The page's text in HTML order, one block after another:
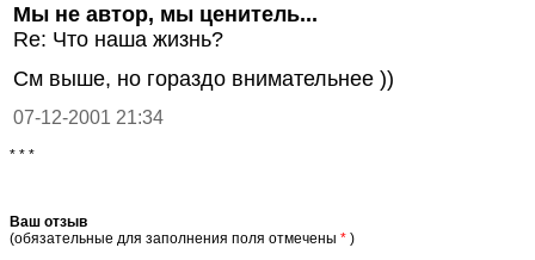
Мы не автор, мы ценитель...
Re: Что наша жизнь?
См выше, но гораздо внимательнее ))
07-12-2001 21:34
* * *
Ваш отзыв
(обязательные для заполнения поля отмечены * )